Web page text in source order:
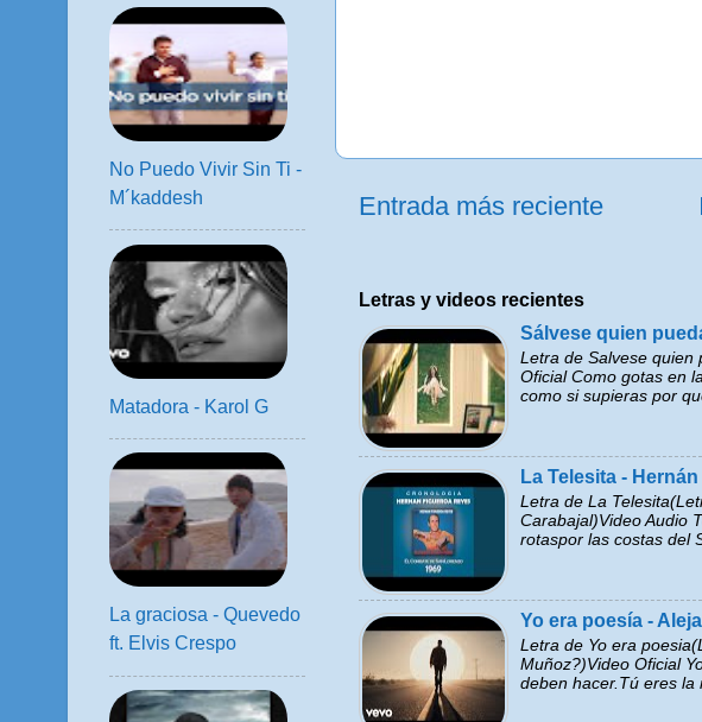
Entrada más reciente
Letras y videos recientes
Sálvese quien
Letra de Salvese quien
Oficial Como gotas en
como si supieras por
La Telesita -
Letra de La
Carabajal)Video Audio
rotaspor las costas del
Yo era poesía -
Letra de Yo era
Muñoz?)Video Oficial
deben hacer.Tú eres la
No Puedo Vivir Sin Ti -
M´kaddesh
Matadora - Karol G
La graciosa - Quevedo
ft. Elvis Crespo